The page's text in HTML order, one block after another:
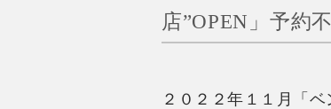
店”OPEN」予約
２０２２年１１月「